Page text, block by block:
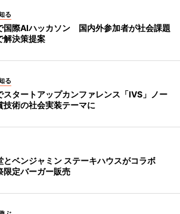
る
国際AIハッカソン 国内外参加者が社会課題
解決策提案
る
スタートアップカンファレンス「IVS」ノー
技術の社会実装テーマに
とベンジャミン ステーキハウスがコラボ
限定バーガー販売